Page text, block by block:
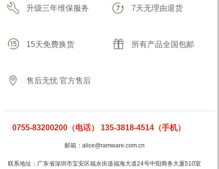
升级三年维保服务 7天无理由退货
15天免费换货 所有产品全国包邮
售后无忧 官方售后
0755-83200200（电话） 135-3818-4514（手机）
邮箱：alice@ramware.com.cn
联系地址：广东省深圳市宝安区福永街道福海大道24号中阳商务大厦510室